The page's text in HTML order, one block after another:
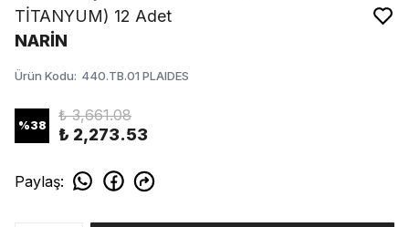
TİTANYUM) 12 Adet
NARİN
Ürün Kodu: 440.TB.01 PLAIDES
%38
₺ 3,661.08
₺ 2,273.53
Paylaş: